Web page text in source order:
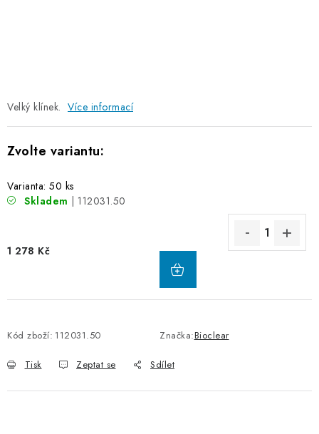
Velký klínek. Více informací
Varianta: 50 ks
Skladem
| 112031.50
1 278 Kč
Kód zboží: 112031.50 Značka:Bioclear
Tisk Zeptat se Sdílet